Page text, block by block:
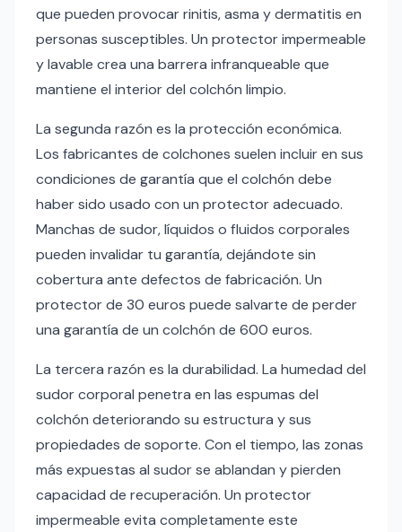
que pueden provocar rinitis, asma y dermatitis en
personas susceptibles. Un protector impermeable
y lavable crea una barrera infranqueable que
mantiene el interior del colchón limpio.
La segunda razón es la protección económica.
Los fabricantes de colchones suelen incluir en sus
condiciones de garantía que el colchón debe
haber sido usado con un protector adecuado.
Manchas de sudor, líquidos o fluidos corporales
pueden invalidar tu garantía, dejándote sin
cobertura ante defectos de fabricación. Un
protector de 30 euros puede salvarte de perder
una garantía de un colchón de 600 euros.
La tercera razón es la durabilidad. La humedad del
sudor corporal penetra en las espumas del
colchón deteriorando su estructura y sus
propiedades de soporte. Con el tiempo, las zonas
más expuestas al sudor se ablandan y pierden
capacidad de recuperación. Un protector
impermeable evita completamente este